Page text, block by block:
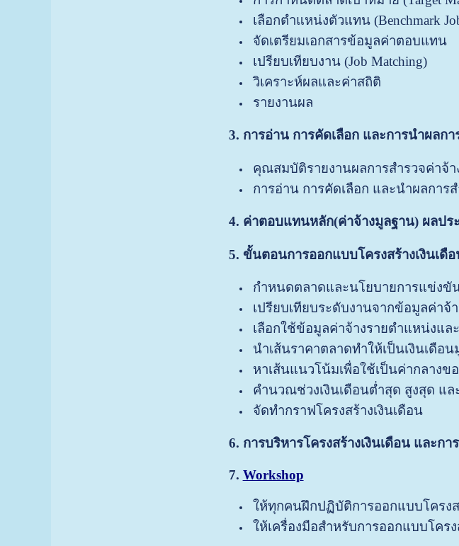
เลือกตำแหน่งตัวแทน (Benchmark
จัดเตรียมเอกสารข้อมูลค่าตอบแทน
เปรียบเทียบงาน (Job Matching)
วิเคราะห์ผลและค่าสถิติ
รายงานผล
3. การอ่าน การคัดเลือก และการนำผลก
คุณสมบัติรายงานผลการสำรวจค่าจ้า
การอ่าน การคัดเลือก และนำผลการ
4. ค่าตอบแทนหลัก(ค่าจ้างมูลฐาน) ผลปร
5. ขั้นตอนการออกแบบโครงสร้างเงินเดื
กำหนดตลาดและนโยบายการแข่งขั
เปรียบเทียบระดับงานจากข้อมูลค่าจ้
เลือกใช้ข้อมูลค่าจ้างรายตำแหน่งแ
นำเส้นราคาตลาดทำให้เป็นเงินเดือ
หาเส้นแนวโน้มเพื่อใช้เป็นค่ากลางข
คำนวณช่วงเงินเดือนต่ำสุด สูงสุด แล
จัดทำกราฟโครงสร้างเงินเดือน
6. การบริหารโครงสร้างเงินเดือน และก
7. Workshop
ให้ทุกคนฝึกปฏิบัติการออกแบบโครงส
ให้เครื่องมือสำหรับการออกแบบโคร